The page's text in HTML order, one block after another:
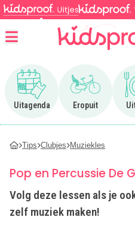
Uitagenda
Ga naar Uitagenda
Eropuit
Ga naar
Tips Clubjes Muziekles
Pop en Percussie De
Volg deze lessen als je
zelf muziek maken!